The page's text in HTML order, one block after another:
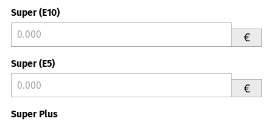
Super (E10)
€
Super (E5)
€
Super Plus